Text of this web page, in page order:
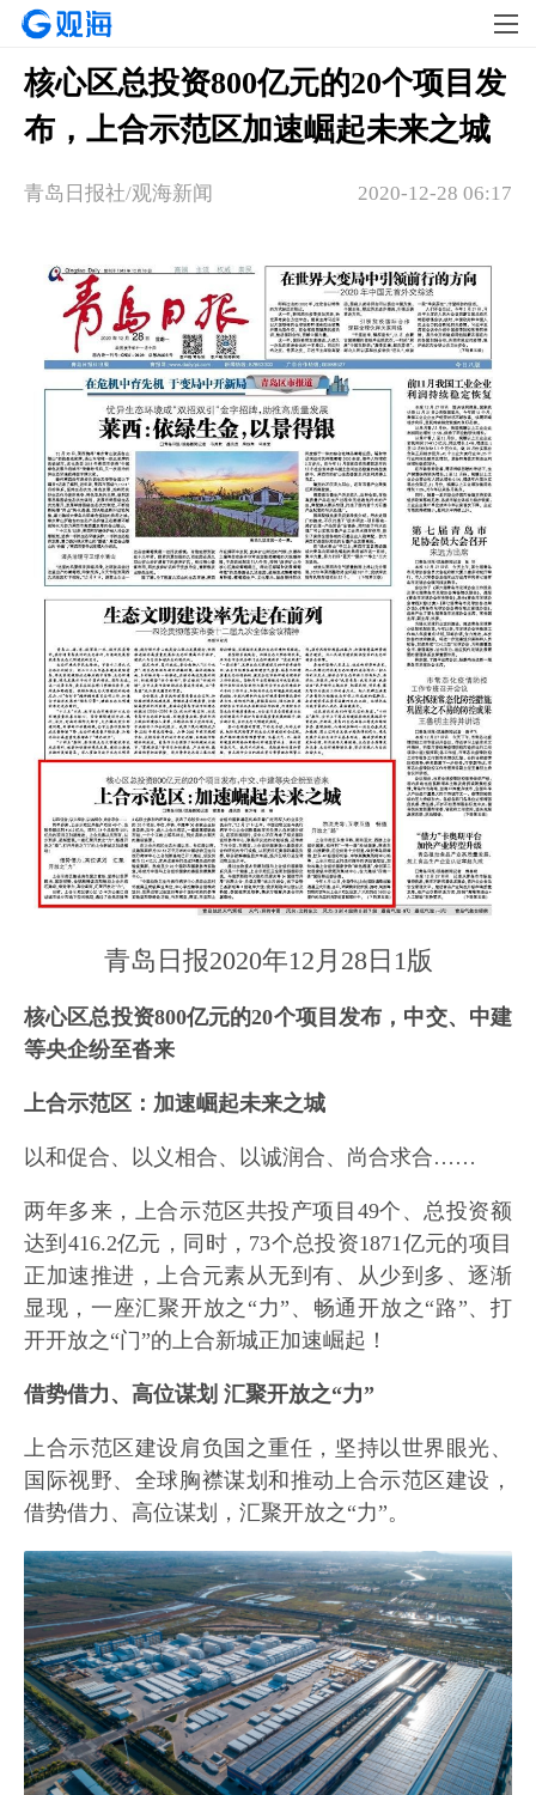
核心区总投资800亿元的20个项目发
布，上合示范区加速崛起未来之城
2020-12-28 06:17
青岛日报社/观海新闻
青岛日报2020年12月28日1版
核心区总投资800亿元的20个项目发布，中交、中建
等央企纷至沓来
上合示范区：加速崛起未来之城
以和促合、以义相合、以诚润合、尚合求合……
两年多来，上合示范区共投产项目49个、总投资额
达到416.2亿元，同时，73个总投资1871亿元的项目
正加速推进，上合元素从无到有、从少到多、逐渐
显现，一座汇聚开放之“力”、畅通开放之“路”、打
开开放之“门”的上合新城正加速崛起！
借势借力、高位谋划 汇聚开放之“力”
上合示范区建设肩负国之重任，坚持以世界眼光、
国际视野、全球胸襟谋划和推动上合示范区建设，
借势借力、高位谋划，汇聚开放之“力”。